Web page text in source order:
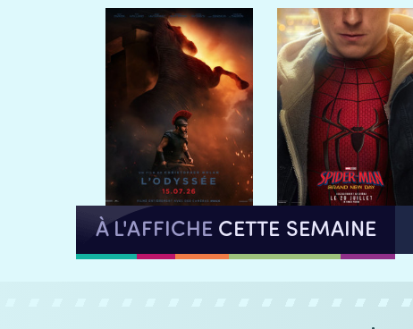
À L'AFFICHE CETTE SEMAINE